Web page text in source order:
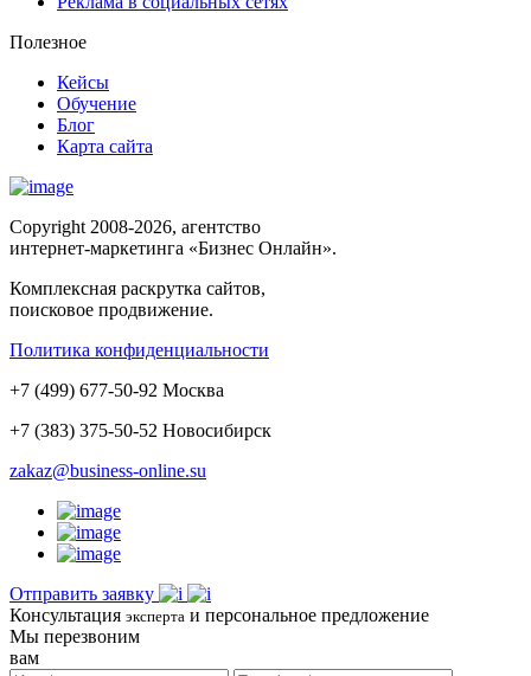
Полезное
Кейсы
Обучение
Блог
Карта сайта
Copyright 2008-2026, агентство
интернет-маркетинга «Бизнес Онлайн».
Комплексная раскрутка сайтов,
поисковое продвижение.
Политика конфиденциальности
+7 (499) 677-50-92 Москва
+7 (383) 375-50-52 Новосибирск
zakaz@business-online.su
Отправить заявку
Консультация эксперта и персональное предложение
Мы перезвоним
вам